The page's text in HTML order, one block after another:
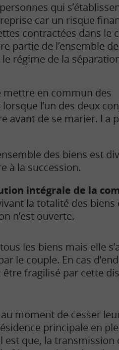
qui
car un risque
contractées dans le
partie de l’ensemble
régime de la
mettre en commun des
l’un des deux
avant de se marier. La
des biens est
à la succession.
intégrale de la
la totalité des biens
n’est ouverte.
les biens mais elle
le couple. En cas
fragilisé par cette
moment de cesser
principale en
est que, la transmission